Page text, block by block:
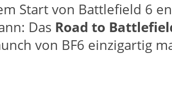
Start von Battlefield 6
Das Road to
von BF6 einzigartig